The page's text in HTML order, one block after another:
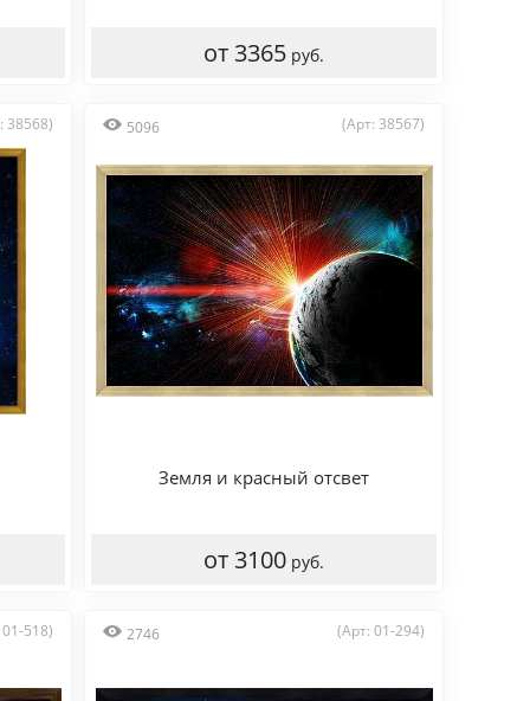
от 3365 руб.
38568) 5096 (Арт: 38567)
Земля и красный отсвет
от 3100 руб.
518) 2746 (Арт: 01-294)